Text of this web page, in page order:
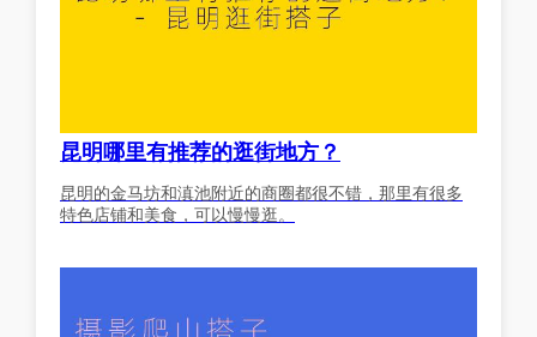
昆明哪里有推荐的逛街地方？
昆明的金马坊和滇池附近的商圈都很不错，那里有很多
特色店铺和美食，可以慢慢逛。